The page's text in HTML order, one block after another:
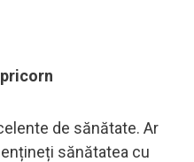
de sănătate. Ar
sănătatea cu